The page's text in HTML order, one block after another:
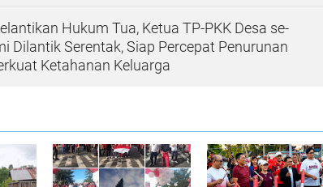
Hukum Tua, Ketua TP-PKK Desa se-
Dilantik Serentak, Siap Percepat Penurunan
Ketahanan Keluarga